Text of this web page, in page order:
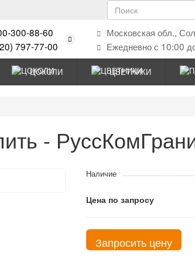
300-88-60
797-77-00
Московская обл.,
Ежедневно с 10:00
ЦОКОЛИ ЦВЕТНИКИ
-
Наличие
Цена по запросу
Запросить цену